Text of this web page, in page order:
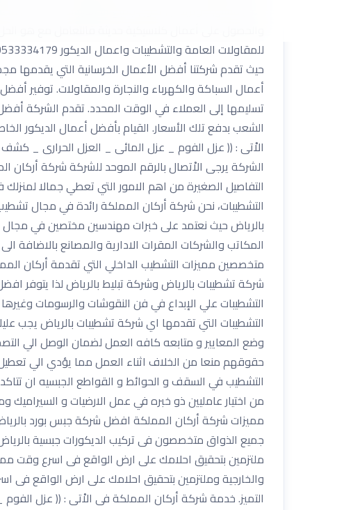
حيث تقدم شركتنا أفضل الأعمال الخرسانية التي يقدمها
أعمال السباكة والكهرباء والنجارة والمقاولات. توفير
تسليمها إلى العملاء في الوقت المحدد. تقدم الشركة
الشعب بدفع تلك الأسعار. القيام بأفضل أعمال الديكور
الاْتى : (( عزل الفوم _ عزل المائى _ العزل الحرارى _
التفاصيل الصغيرة من اهم الامور التي تعطي جمالا
التشطيبات، نحن شركة أركان المملكة رائدة في مجال
بالرياض حيث نعتمد على خبرات مهندسين مختصين في
المكاتب والشركات المقرات الادارية والمصانع
متخصصين مميزات التشطيب الداخلي التي تقدمة أركان
شركة تشطيبات بالرياض وشركة تبليط بالرياض لذا يتوفر
التشطيبات علي الإبداع في فن النقوشات والرسومات
التشطيبات التي تقدمها اي شركة تشطيبات بالرياض يجب
وضع المعايير و متابعه كافه العمل لضمان الوصل الي
حقوقهم منعا من الخلاف اثناء العمل مما يؤدي الي
التشطيب في السقف و الحوائط و القواطع الجبسيه ان
من اختيار عامليين ذو خبره في عمل الارضيات و
مميزات شركة أركان المملكة افضل شركة جبس بورد
جميع الذواق متخصصون فى تركيب الديكورات جبسية
ملتزمين بتحقيق احلامك على ارض الواقع فى اسرع وقت
والخارجية وملتزمين بتحقيق احلامك على ارض الواقع فى
التميز. خدمة شركة أركان المملكة فى الاْتى : (( عزل